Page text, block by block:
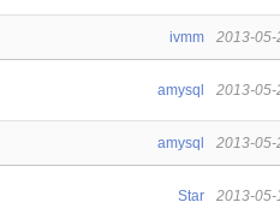
2013-05-
ivmm
2013-05-
amysql
2013-05-
amysql
2013-05-
Star